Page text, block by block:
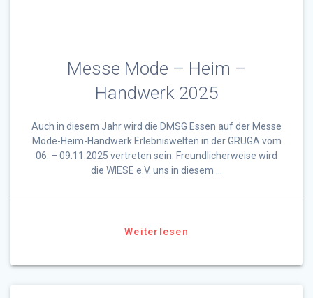
Messe Mode – Heim –
Handwerk 2025
Auch in diesem Jahr wird die DMSG Essen auf der Messe
Mode-Heim-Handwerk Erlebniswelten in der GRUGA vom
06. – 09.11.2025 vertreten sein. Freundlicherweise wird
die WIESE e.V. uns in diesem …
Weiterlesen